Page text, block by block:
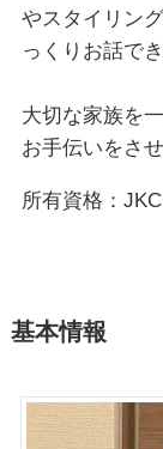
やスタイリン
っくりお話で
大切な家族を
お手伝いをさ
所有資格：
基本情報